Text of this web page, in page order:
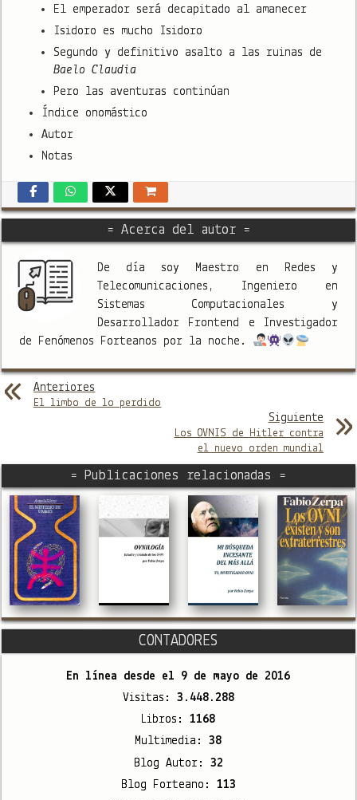
El emperador será decapitado al amanecer
Isidoro es mucho Isidoro
Segundo y definitivo asalto a las ruinas de
Baelo Claudia
Pero las aventuras continúan
Índice onomástico
Autor
Notas
= Acerca del autor =
De día soy Maestro en Redes y
Telecomunicaciones, Ingeniero en
Sistemas Computacionales y
Desarrollador Frontend e Investigador
de Fenómenos Forteanos por la noche.
Anteriores
El limbo de lo perdido
Siguiente
Los OVNIS de Hitler contra
el nuevo orden mundial
= Publicaciones relacionadas =
CONTADORES
En línea desde el 9 de mayo de 2016
Visitas: 3.448.288
Libros:1168
Multimedia:38
Blog Autor: 32
Blog Forteano: 113